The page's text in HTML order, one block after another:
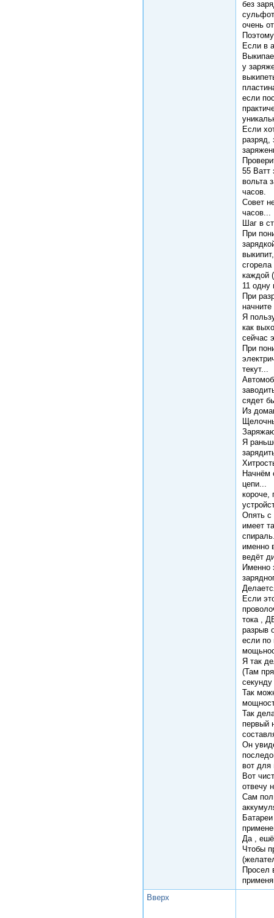
без
очень
Если в
у
если
Если
разряд,
55 Ватт
вольта
часов.
Совет
часов...
Шаг в
При
каждой
11 одну
При
Я
как
сейчас
При
текут...
сядет
Из
Я
Начнём
цепи...
короче,
Опять с
имеет
именно
ведёт
Именно
Если
тока ,
разрыв
если по
Я так
(Там
Так
Так
первый
Он
вот для
Вот
отвечу
Сам
Да ,
Чтобы
Просел
Вверх